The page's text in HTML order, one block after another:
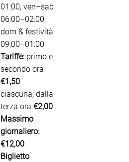
01:00, ven–sab
06:00–02:00,
dom & festività
09:00–01:00
Tariffe: primo e
secondo ora
€1,50
ciascuna; dalla
terza ora €2,00
Massimo
giornaliero:
€12,00
Biglietto